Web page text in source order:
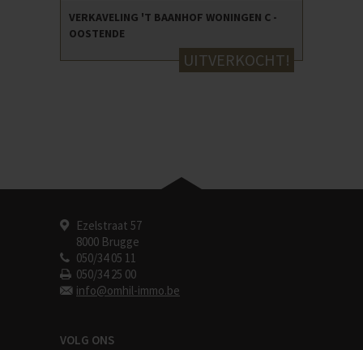
VERKAVELING 'T BAANHOF WONINGEN C -
OOSTENDE
UITVERKOCHT!
Ezelstraat 57
8000 Brugge
050/34 05 11
050/34 25 00
info@omhil-immo.be
VOLG ONS